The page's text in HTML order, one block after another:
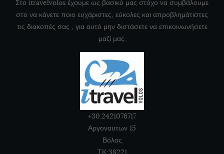
Στο itravelvolos έχουμε ως βασικό μας στόχο να συμβάλουμε
στο να κάνετε ποιο ευχάριστες, εύκολες και απροβλημάτιστες
τις διακοπές σας , για αυτό μην διστάσετε να επικοινωνήσετε
μαζί μας.
+30.2421076717
Αργοναυτων 15
Βόλος
ΤΚ:38221